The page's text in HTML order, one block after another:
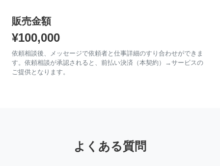
販売金額
¥100,000
依頼相談後、メッセージで依頼者と仕事詳細のすり合わせができま
す。依頼相談が承認されると、前払い決済（本契約）→サービスの
ご提供となります。
よくある質問